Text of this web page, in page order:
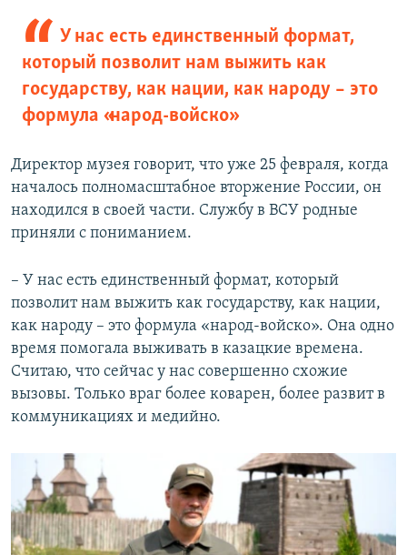
У нас есть единственный формат,
который позволит нам выжить как
государству, как нации, как народу – это
формула «народ-войско»
Директор музея говорит, что уже 25 февраля, когда
началось полномасштабное вторжение России, он
находился в своей части. Службу в ВСУ родные
приняли с пониманием.
– У нас есть единственный формат, который
позволит нам выжить как государству, как нации,
как народу – это формула «народ-войско». Она одно
время помогала выживать в казацкие времена.
Считаю, что сейчас у нас совершенно схожие
вызовы. Только враг более коварен, более развит в
коммуникациях и медийно.